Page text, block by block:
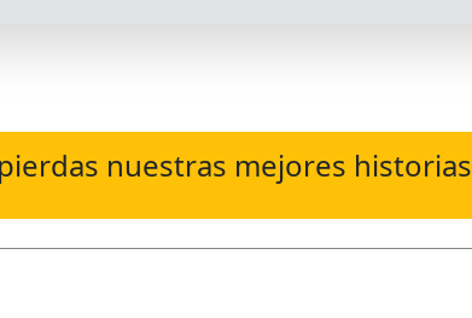
nuestras mejores historias